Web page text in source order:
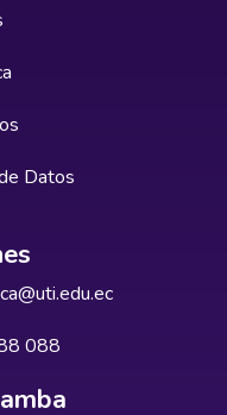
Datos
088